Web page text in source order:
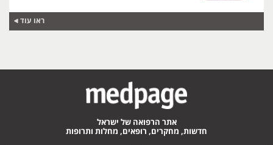
ראו עוד
אתר הרפואה של ישראל
חדשות, מחקרים, רופאים, מחלות ותרופות